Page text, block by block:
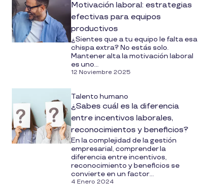
Motivación laboral: estrategias
efectivas para equipos
productivos
¿Sientes que a tu equipo le falta esa
chispa extra? No estás solo.
Mantener alta la motivación laboral
es uno...
12 Noviembre 2025
Talento humano
¿Sabes cuál es la diferencia
entre incentivos laborales,
reconocimientos y beneficios?
En la complejidad de la gestión
empresarial, comprender la
diferencia entre incentivos,
reconocimiento y beneficios se
convierte en un factor...
4 Enero 2024